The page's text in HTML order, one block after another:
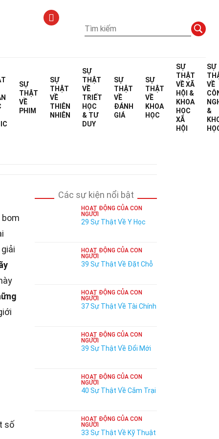
SỰ
THẬT
VỀ
PHIM
SỰ
THẬT
VỀ
THIÊN
NHIÊN
SỰ
THẬT
VỀ
TRIẾT
HỌC
& TƯ
DUY
SỰ
THẬT
VỀ
ĐÁNH
GIÁ
SỰ
THẬT
VỀ
KHOA
HỌC
SỰ
THẬT
VỀXÃ
HỘI &
KHOA
HỌC
XÃ
HỘI
SỰ
VỀ
&
tập
số
Các sự kiện nổi bật
HOẠT ĐỘNG CỦA CON
NGƯỜI
29 Sự Thật Về Y Học
HOẠT ĐỘNG CỦA CON
NGƯỜI
39 Sự Thật Về Đặt Chỗ
HOẠT ĐỘNG CỦA CON
NGƯỜI
37 Sự Thật Về Tài Chính
HOẠT ĐỘNG CỦA CON
NGƯỜI
39 Sự Thật Về Đổi Mới
HOẠT ĐỘNG CỦA CON
NGƯỜI
40 Sự Thật Về Cắm Trại
HOẠT ĐỘNG CỦA CON
NGƯỜI
33 Sự Thật Về Kỹ Thuật